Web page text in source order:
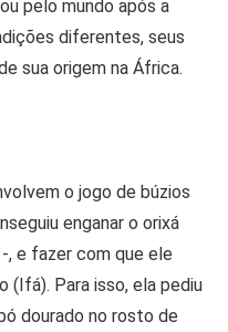
pelo mundo após a
diferentes, seus
sua origem na África.
o jogo de búzios
enganar o orixá
, e fazer com que ele
(Ifá). Para isso, ela pediu
dourado no rosto de